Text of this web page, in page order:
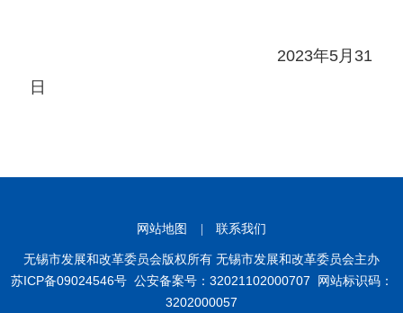
2023年5月31
日
网站地图 联系我们
无锡市发展和改革委员会版权所有 无锡市发展和改革委员会主办
苏ICP备09024546号 公安备案号：32021102000707 网站标识码：
3202000057